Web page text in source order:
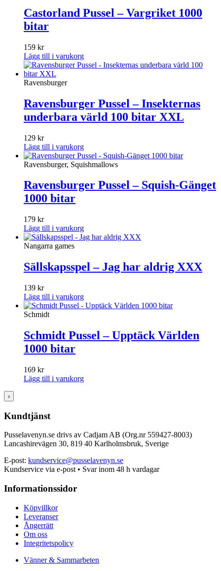
Castorland Pussel – Vargriket 1000
bitar
159 kr
Lägg till i varukorg
Ravensburger
Ravensburger Pussel – Insekternas
underbara värld 100 bitar XXL
129 kr
Lägg till i varukorg
Ravensburger, Squishmallows
Ravensburger Pussel – Squish-Gänget
1000 bitar
179 kr
Lägg till i varukorg
Nangarra games
Sällskapsspel – Jag har aldrig XXX
139 kr
Lägg till i varukorg
Schmidt
Schmidt Pussel – Upptäck Världen
1000 bitar
169 kr
Lägg till i varukorg
›
Kundtjänst
Pusselavenyn.se drivs av Cadjam AB (Org.nr 559427-8003)
Lancashirevägen 30, 819 40 Karlholmsbruk, Sverige
E-post: kundservice@pusselavenyn.se
Kundservice via e-post • Svar inom 48 h vardagar
Informationssidor
Köpvillkor
Leveranser
Ångerrätt
Om oss
Integritetspolicy
Vänner & Sammarbeten